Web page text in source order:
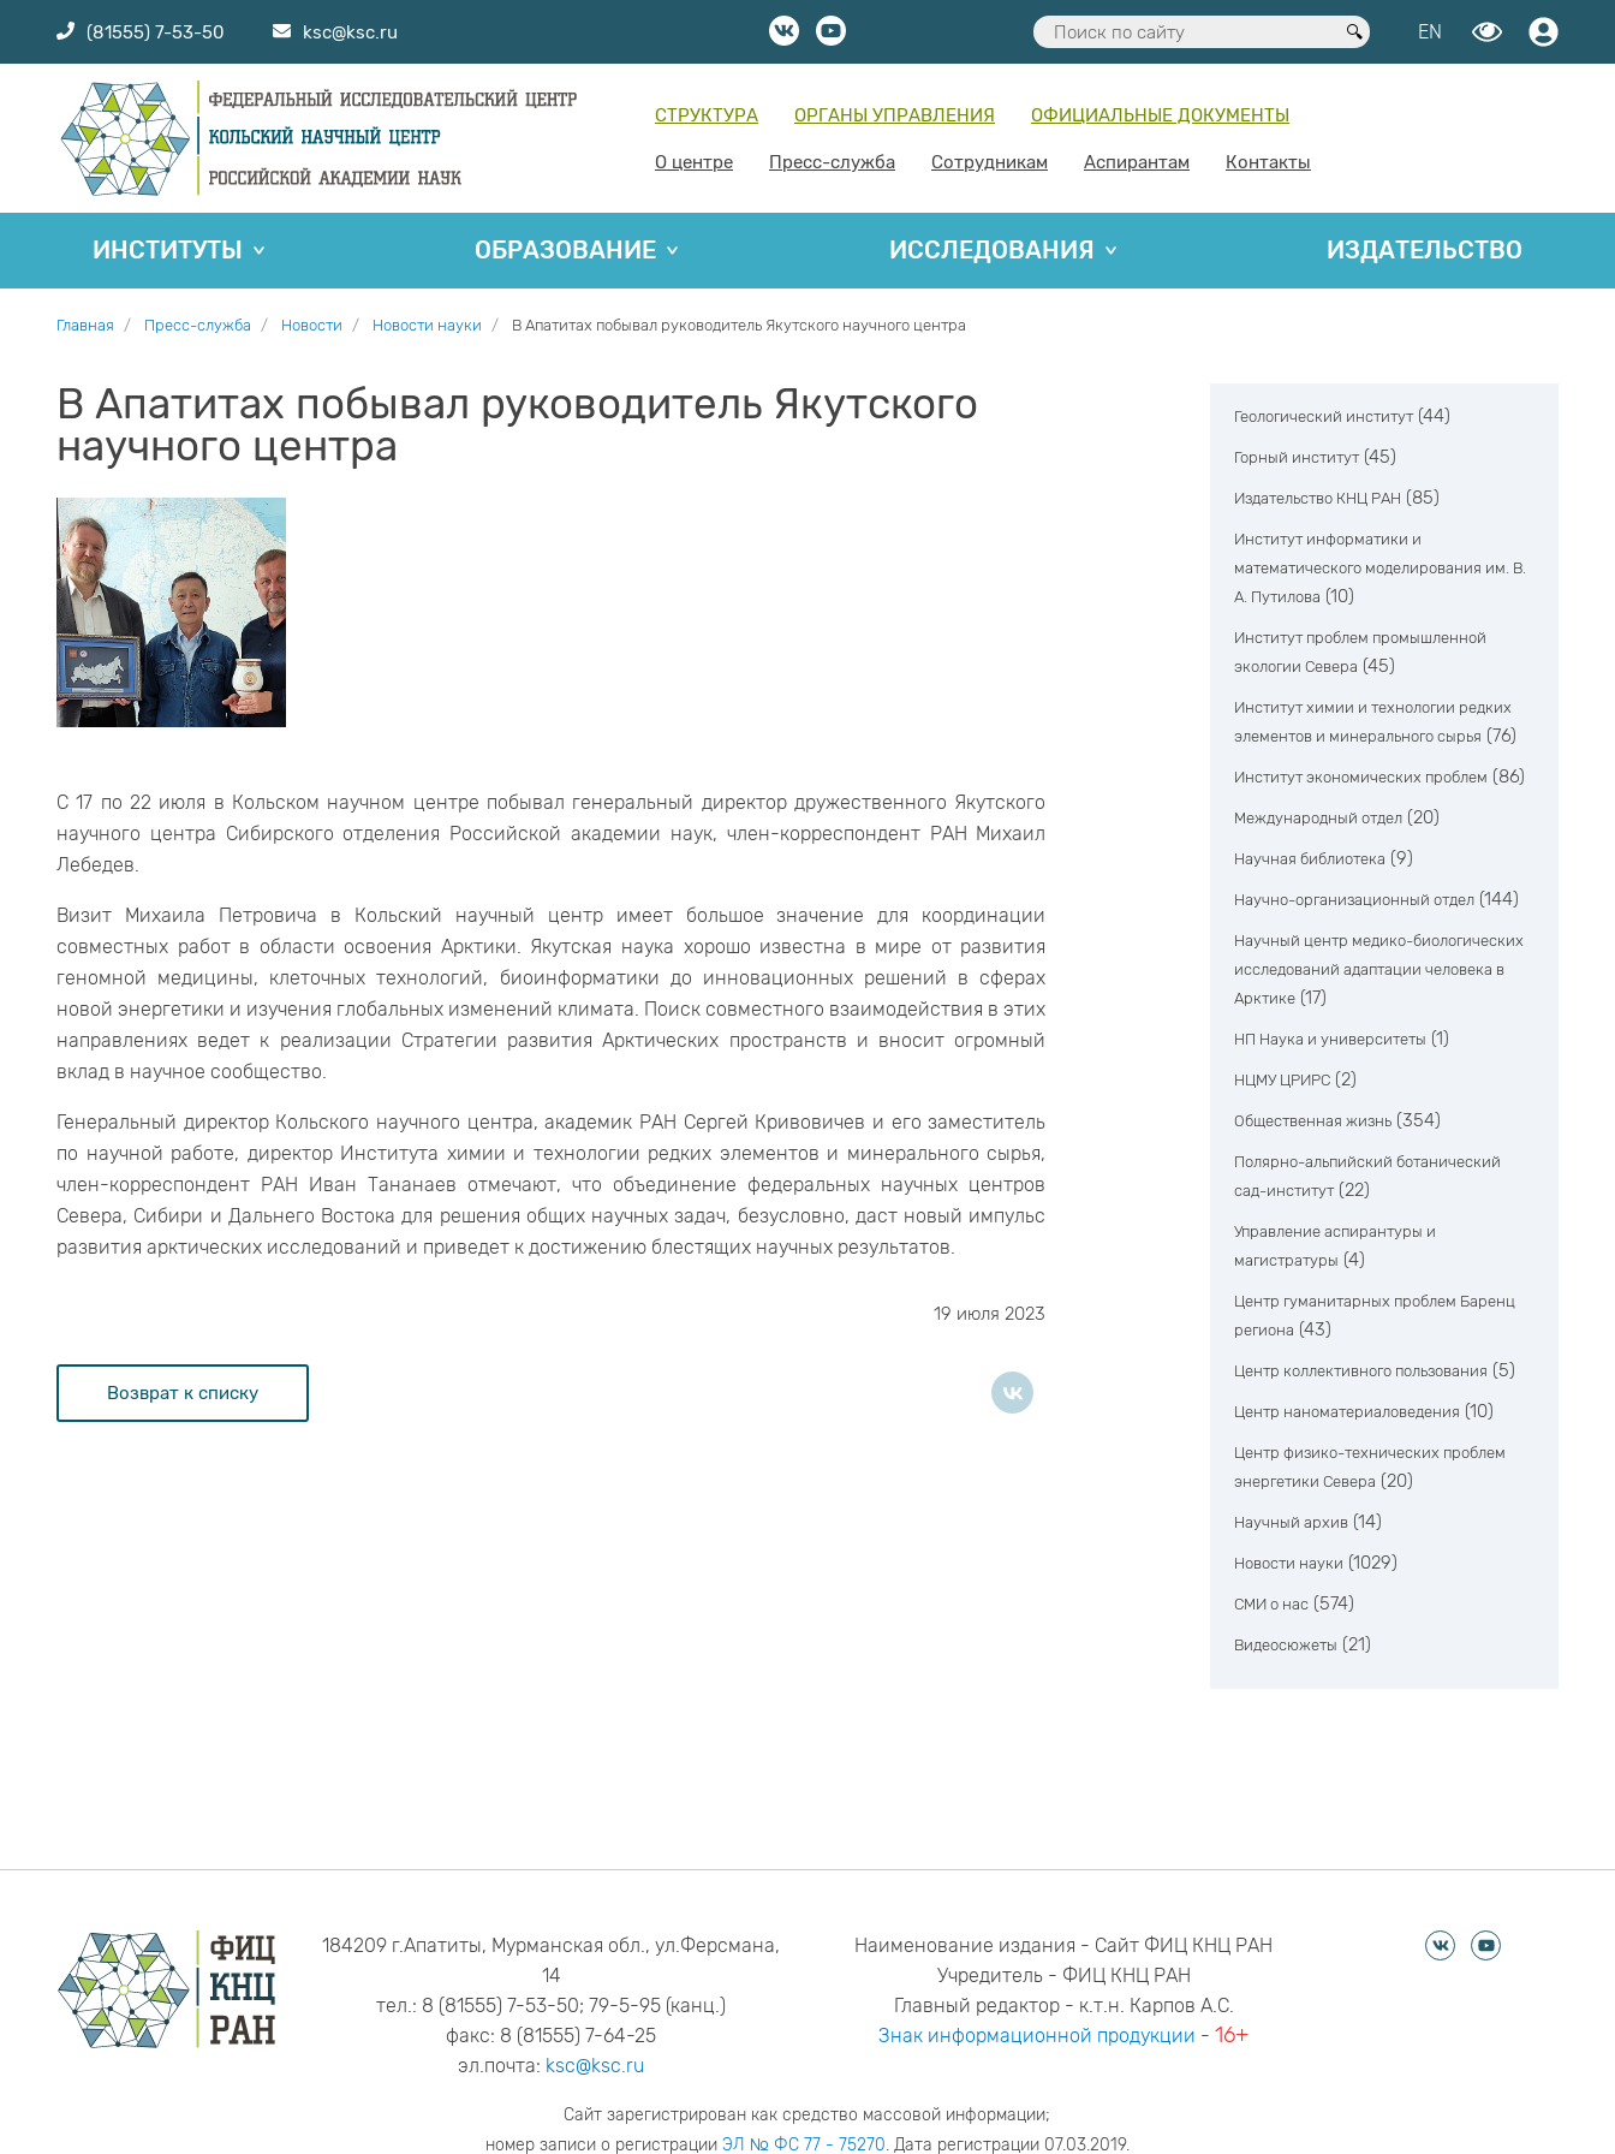
(81555) 7-53-50 ksc@ksc.ru EN
СТРУКТУРА ОРГАНЫ УПРАВЛЕНИЯ ОФИЦИАЛЬНЫЕ ДОКУМЕНТЫ
О центре Пресс-служба Сотрудникам Аспирантам Контакты
ИНСТИТУТЫ ОБРАЗОВАНИЕ ИССЛЕДОВАНИЯ ИЗДАТЕЛЬСТВО
Главная Пресс-служба Новости Новости науки В Апатитах побывал руководитель Якутского научного центра
В Апатитах побывал руководитель Якутского
научного центра
С 17 по 22 июля в Кольском научном центре побывал генеральный директор дружественного Якутского
научного центра Сибирского отделения Российской академии наук, член-корреспондент РАН Михаил
Лебедев.
Визит Михаила Петровича в Кольский научный центр имеет большое значение для координации
совместных работ в области освоения Арктики. Якутская наука хорошо известна в мире от развития
геномной медицины, клеточных технологий, биоинформатики до инновационных решений в сферах
новой энергетики и изучения глобальных изменений климата. Поиск совместного взаимодействия в этих
направлениях ведет к реализации Стратегии развития Арктических пространств и вносит огромный
вклад в научное сообщество.
Генеральный директор Кольского научного центра, академик РАН Сергей Кривовичев и его заместитель
по научной работе, директор Института химии и технологии редких элементов и минерального сырья,
член-корреспондент РАН Иван Тананаев отмечают, что объединение федеральных научных центров
Севера, Сибири и Дальнего Востока для решения общих научных задач, безусловно, даст новый импульс
развития арктических исследований и приведет к достижению блестящих научных результатов.
19 июля 2023
Возврат к списку
Геологический институт (44)
Горный институт (45)
Издательство КНЦ РАН (85)
Институт информатики и
математического моделирования им. В.
А. Путилова (10)
Институт проблем промышленной
экологии Севера (45)
Институт химии и технологии редких
элементов и минерального сырья (76)
Институт экономических проблем (86)
Международный отдел (20)
Научная библиотека (9)
Научно-организационный отдел (144)
Научный центр медико-биологических
исследований адаптации человека в
Арктике (17)
НП Наука и университеты (1)
НЦМУ ЦРИРС (2)
Общественная жизнь (354)
Полярно-альпийский ботанический
сад-институт (22)
Управление аспирантуры и
магистратуры (4)
Центр гуманитарных проблем Баренц
региона (43)
Центр коллективного пользования (5)
Центр наноматериаловедения (10)
Центр физико-технических проблем
энергетики Севера (20)
Научный архив (14)
Новости науки (1029)
СМИ о нас (574)
Видеосюжеты (21)
184209 г.Апатиты, Мурманская обл., ул.Ферсмана,
14
тел.: 8 (81555) 7-53-50; 79-5-95 (канц.)
факс: 8 (81555) 7-64-25
эл.почта: ksc@ksc.ru
Наименование издания - Сайт ФИЦ КНЦ РАН
Учредитель - ФИЦ КНЦ РАН
Главный редактор - к.т.н. Карпов А.С.
Знак информационной продукции -16+
Сайт зарегистрирован как средство массовой информации;
номер записи о регистрации ЭЛ № ФС 77 - 75270. Дата регистрации 07.03.2019.